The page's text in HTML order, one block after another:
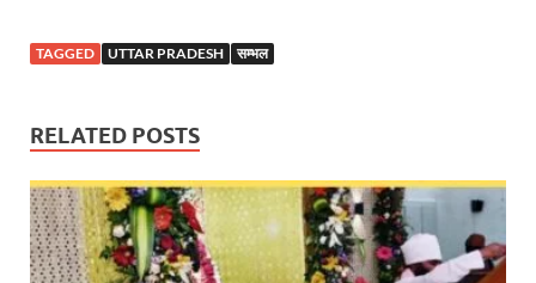
Chhattisgarh UCC: छत्तीसगढ़ में UCC का खाका तैयार
संयुक्त निदेशक के एस चौहान ने मुख्यमंत्री को भेंट की अपनी
New haryana Industrial Policy: मुख्यमंत्री नायब सिंह
TAGGED UTTAR PRADESH सम्भल
RELATED POSTS